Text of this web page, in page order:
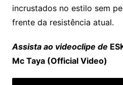
incrustados no estilo sem
frente da resistência atual.
Assista ao videoclipe de
Mc Taya (Official Video)